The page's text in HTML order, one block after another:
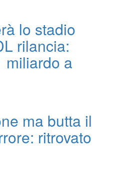
lo stadio
rilancia:
miliardo a
ma butta il
ritrovato